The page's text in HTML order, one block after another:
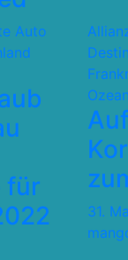
Auto
für
31.